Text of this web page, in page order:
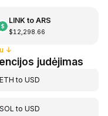
LINKto ARS
$12,298.66
↓
judėjimas
ETH toUSD
SOL toUSD